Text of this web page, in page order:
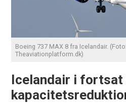
Boeing 737 MAX 8 fra Icelandair.
Theaviationplatform.dk)
Icelandair i